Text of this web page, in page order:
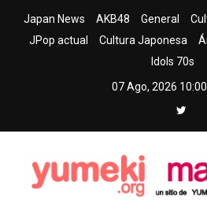
Japan News AKB48 General
JPop actual
Cultura Japonesa
Idols 70s
07 Ago, 2026